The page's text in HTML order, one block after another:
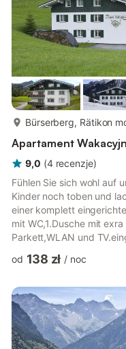
Bürserberg, Rätikon
Apartament
9,0 (4 recenzje)
Fühlen Sie sich wohl auf
Kinder noch toben und
einer komplett
mit WC,1.Dusche mit
Parkett,WLAN und
Valuga. Suchen Sie für
Kinder noch draußen
Kinderermäßigung ·
Verfügung .Bikepa...
od 138 zł / noc